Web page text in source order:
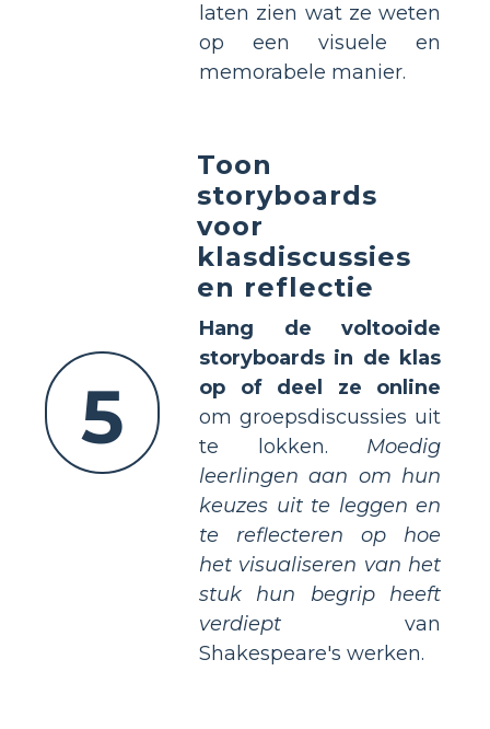
laten zien wat ze weten
op een visuele en
memorabele manier.
5
Toon
storyboards
voor
klasdiscussies
en reflectie
Hang de voltooide
storyboards in de klas
op of deel ze online
om groepsdiscussies uit
te lokken. Moedig
leerlingen aan om hun
keuzes uit te leggen en
te reflecteren op hoe
het visualiseren van het
stuk hun begrip heeft
verdiept van
Shakespeare's werken.